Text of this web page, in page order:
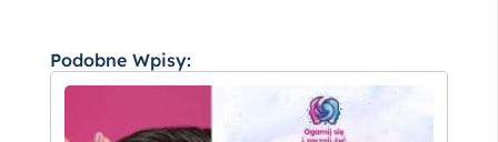
Podobne Wpisy: